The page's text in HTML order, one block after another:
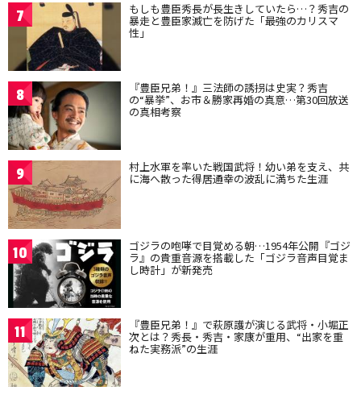
7 もしも豊臣秀長が長生きしていたら…？秀吉の
暴走と豊臣家滅亡を防げた「最強のカリスマ
性」
8 『豊臣兄弟！』三法師の誘拐は史実？秀吉
の“暴挙”、お市＆勝家再婚の真意…第30回放送
の真相考察
9 村上水軍を率いた戦国武将！幼い弟を支え、共
に海へ散った得居通幸の波乱に満ちた生涯
10 ゴジラの咆哮で目覚める朝…1954年公開『ゴジ
ラ』の貴重音源を搭載した「ゴジラ音声目覚ま
し時計」が新発売
11 『豊臣兄弟！』で萩原護が演じる武将・小堀正
次とは？秀長・秀吉・家康が重用、“出家を重
ねた実務派”の生涯